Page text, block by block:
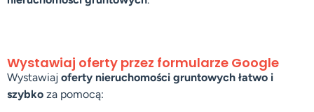
Wystawiaj oferty przez formularze Google
Wystawiaj oferty nieruchomości gruntowych łatwo i
szybko za pomocą: